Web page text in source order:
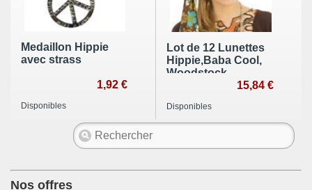
Medaillon Hippie
avec strass
1,92 €
Disponibles
Lot de 12 Lunettes
Hippie,Baba Cool,
Woodstock,
15,84 €
Disponibles
Nos offres